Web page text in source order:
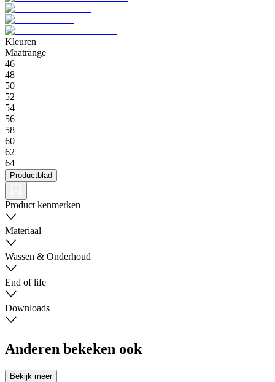
Kleuren
Maatrange
46
48
50
52
54
56
58
60
62
64
Productblad
Product kenmerken
Materiaal
Wassen & Onderhoud
End of life
Downloads
Anderen bekeken ook
Bekijk meer